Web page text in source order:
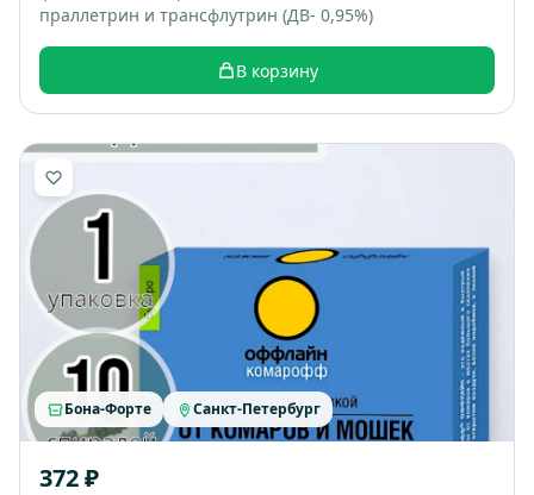
праллетрин и трансфлутрин (ДВ- 0,95%)
В корзину
Бона-Форте Санкт-Петербург
372 ₽